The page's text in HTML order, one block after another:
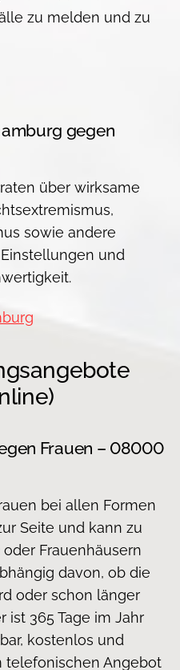
zu melden und zu
gegen
über wirksame
sowie andere
und
Frauen – 08000
bei allen Formen
Seite und kann zu
Frauenhäusern
davon, ob die
oder schon länger
ist 365 Tage im Jahr
kostenlos und
telefonischen Angebot